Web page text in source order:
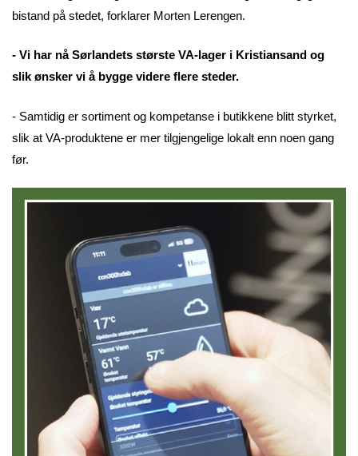
bistand på stedet, forklarer Morten Lerengen.
- Vi har nå Sørlandets største VA-lager i Kristiansand og
slik ønsker vi å bygge videre flere steder.
- Samtidig er sortiment og kompetanse i butikkene blitt styrket,
slik at VA-produktene er mer tilgjengelige lokalt enn noen gang
før.